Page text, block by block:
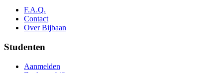
F.A.Q.
Contact
Over Bijbaan
Studenten
Aanmelden